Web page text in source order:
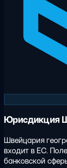
Юрисдикция
Швейцария
входит в ЕС.
банковской